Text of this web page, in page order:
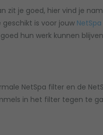
zit je goed, hier vind je
is voor jouw NetSpa
hun werk kunnen
NetSpa filter en de
in het filter tegen te